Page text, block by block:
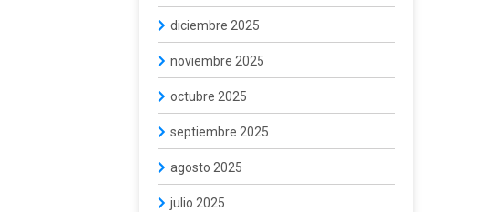
diciembre 2025
noviembre 2025
octubre 2025
septiembre 2025
agosto 2025
julio 2025